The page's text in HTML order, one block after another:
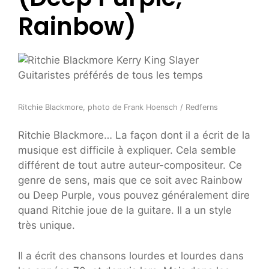
Rainbow)
Ritchie Blackmore, photo de Frank Hoensch / Redferns
Ritchie Blackmore… La façon dont il a écrit de la
musique est difficile à expliquer. Cela semble
différent de tout autre auteur-compositeur. Ce
genre de sens, mais que ce soit avec Rainbow
ou Deep Purple, vous pouvez généralement dire
quand Ritchie joue de la guitare. Il a un style
très unique.
Il a écrit des chansons lourdes et lourdes dans